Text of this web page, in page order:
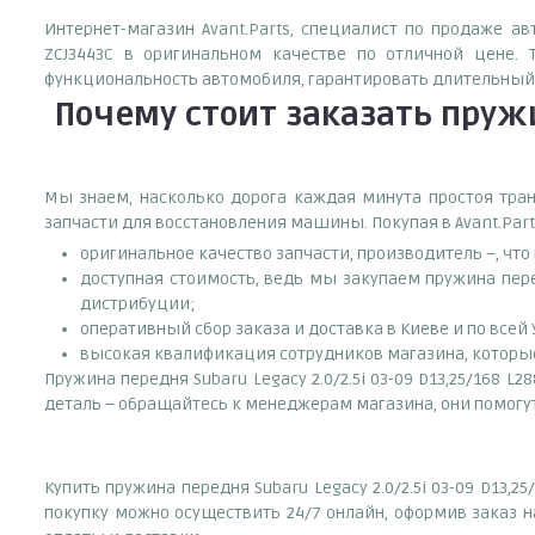
Интернет-магазин Avant.Parts, специалист по продаже
ZCJ3443C в оригинальном качестве по отличной
функциональность автомобиля, гарантировать
Почему стоит заказать
Мы знаем, насколько дорога каждая минута простоя
запчасти для восстановления машины. Покупая в
оригинальное качество запчасти, производитель –,
доступная стоимость, ведь мы закупаем пружина
дистрибуции;
оперативный сбор заказа и доставка в Киеве и по всей
высокая квалификация сотрудников магазина,
Пружина передня Subaru Legacy 2.0/2.5i 03-09 D13,25/168
деталь – обращайтесь к менеджерам магазина, они
Купить пружина передня Subaru Legacy 2.0/2.5i 03-09
покупку можно осуществить 24/7 онлайн, оформив заказ